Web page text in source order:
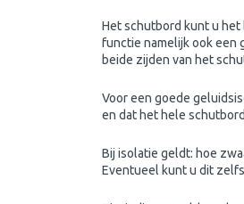
Het schutbord kunt u
functie namelijk ook een
beide zijden van het
Voor een goede
en dat het hele
Bij isolatie geldt: hoe
Eventueel kunt u dit